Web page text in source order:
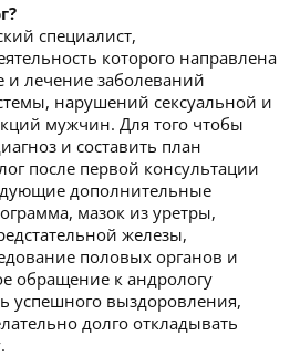
специалист,
которого направлена
и лечение заболеваний
нарушений сексуальной и
мужчин. Для того чтобы
и составить план
после первой консультации
дополнительные
мазок из уретры,
железы,
половых органов и
обращение к андрологу
успешного выздоровления,
долго откладывать